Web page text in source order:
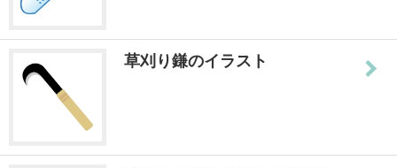
草刈り鎌のイラスト